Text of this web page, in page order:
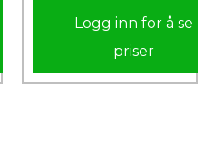
Logg inn for å se
priser